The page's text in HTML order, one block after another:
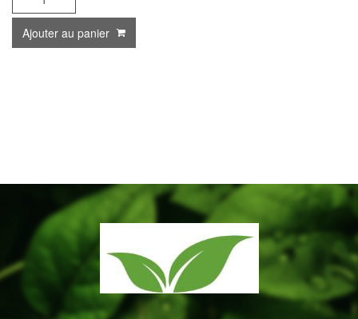
de
bouteilles
ou
Élixir
beauté
de
collagène
Ajouter au panier